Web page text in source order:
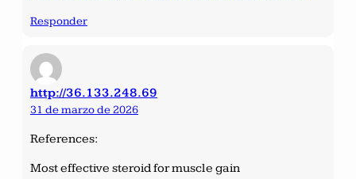
Responder
http://36.133.248.69
31 de marzo de 2026
References:
Most effective steroid for muscle gain